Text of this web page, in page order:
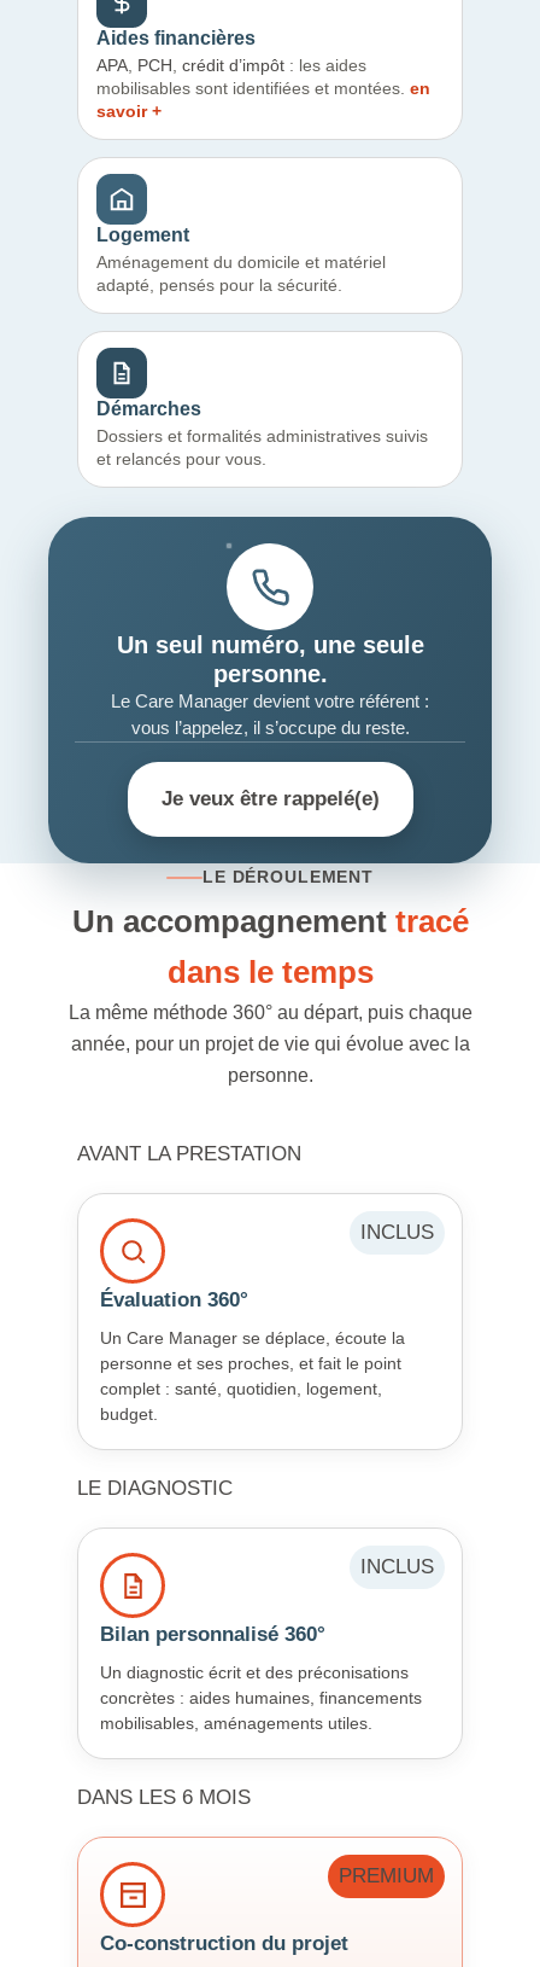
Aides financières
APA PCH crédit d’impôt : les aides
mobilisables sont identifiées et montées. en
savoir +
Logement
Aménagement du domicile et matériel
adapté, pensés pour la sécurité.
Démarches
Dossiers et formalités administratives suivis
et relancés pour vous.
Un seul numéro, une seule
personne.
Le Care Manager devient votre référent :
vous l’appelez, il s’occupe du reste.
Je veux être rappelé(e)
LE DÉROULEMENT
Un accompagnement tracé
dans le temps
La même méthode 360° au départ, puis chaque
année, pour un projet de vie qui évolue avec la
personne.
AVANT LA PRESTATION
INCLUS
Évaluation 360°
Un Care Manager se déplace, écoute la
personne et ses proches, et fait le point
complet : santé, quotidien, logement,
budget.
LE DIAGNOSTIC
INCLUS
Bilan personnalisé 360°
Un diagnostic écrit et des préconisations
concrètes : aides humaines, financements
mobilisables, aménagements utiles.
DANS LES 6 MOIS
PREMIUM
Co-construction du projet